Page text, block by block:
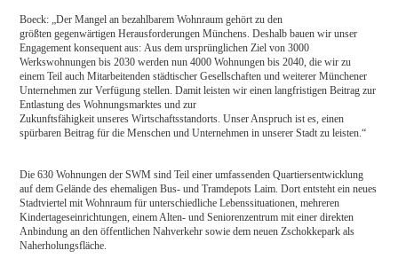
Boeck: „Der Mangel an bezahlbarem Wohnraum gehört zu den
größten gegenwärtigen Herausforderungen Münchens. Deshalb bauen wir unser
Engagement konsequent aus: Aus dem ursprünglichen Ziel von 3000
Werkswohnungen bis 2030 werden nun 4000 Wohnungen bis 2040, die wir zu
einem Teil auch Mitarbeitenden städtischer Gesellschaften und weiterer Münchener
Unternehmen zur Verfügung stellen. Damit leisten wir einen langfristigen Beitrag zur
Entlastung des Wohnungsmarktes und zur
Zukunftsfähigkeit unseres Wirtschaftsstandorts. Unser Anspruch ist es, einen
spürbaren Beitrag für die Menschen und Unternehmen in unserer Stadt zu leisten.“
Die 630 Wohnungen der SWM sind Teil einer umfassenden Quartiersentwicklung
auf dem Gelände des ehemaligen Bus- und Tramdepots Laim. Dort entsteht ein neues
Stadtviertel mit Wohnraum für unterschiedliche Lebenssituationen, mehreren
Kindertageseinrichtungen, einem Alten- und Seniorenzentrum mit einer direkten
Anbindung an den öffentlichen Nahverkehr sowie dem neuen Zschokkepark als
Naherholungsfläche.